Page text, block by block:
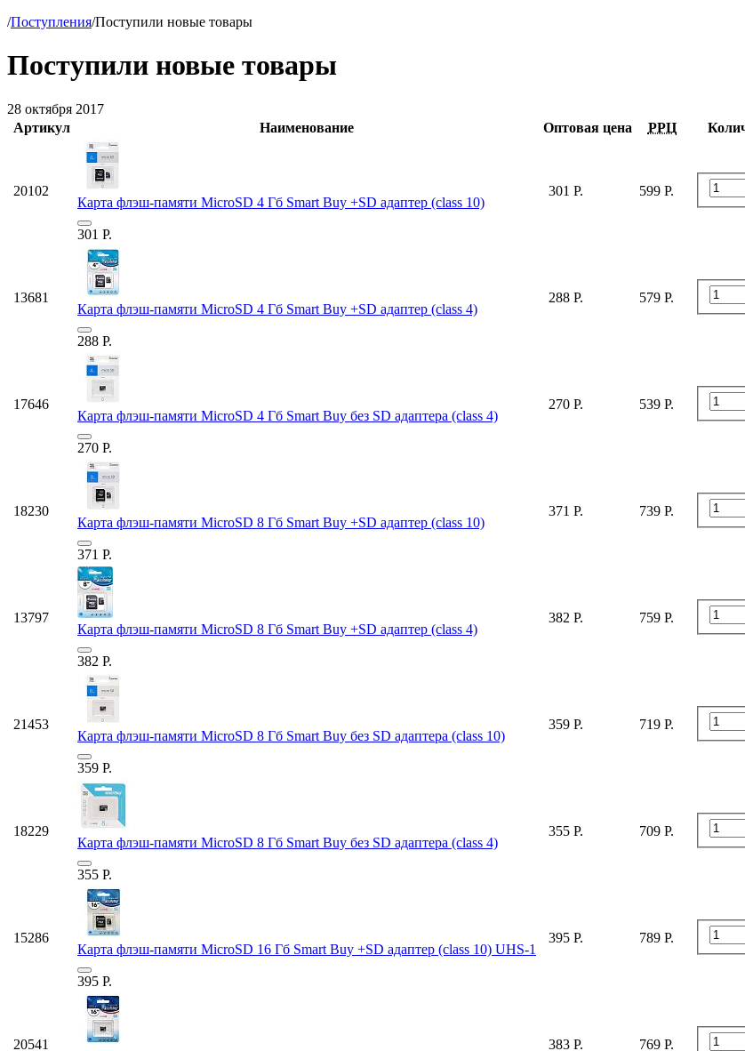
/Поступления/Поступили новые товары
Поступили новые товары
28 октября 2017
Артикул
Наименование Оптовая цена РРЦ
20102
Карта флэш-памяти MicroSD 4 Гб Smart Buy +SD адаптер (class 10)
301 Р.
301 Р. 599 Р.
13681
Карта флэш-памяти MicroSD 4 Гб Smart Buy +SD адаптер (class 4)
288 Р.
288 Р. 579 Р.
17646
Карта флэш-памяти MicroSD 4 Гб Smart Buy без SD адаптера (class 4)
270 Р.
270 Р. 539 Р.
18230
Карта флэш-памяти MicroSD 8 Гб Smart Buy +SD адаптер (class 10)
371 Р.
371 Р. 739 Р.
13797
Карта флэш-памяти MicroSD 8 Гб Smart Buy +SD адаптер (class 4)
382 Р.
382 Р. 759 Р.
21453
Карта флэш-памяти MicroSD 8 Гб Smart Buy без SD адаптера (class 10)
359 Р.
359 Р. 719 Р.
18229
Карта флэш-памяти MicroSD 8 Гб Smart Buy без SD адаптера (class 4)
355 Р.
355 Р. 709 Р.
15286
Карта флэш-памяти MicroSD 16 Гб Smart Buy +SD адаптер (class 10) UHS-1
395 Р.
395 Р. 789 Р.
20541 383 Р. 769 Р.